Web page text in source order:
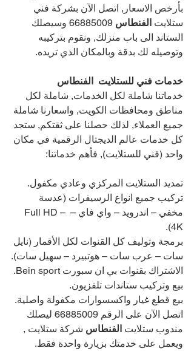
بأرخص الاسعار, اتصل الآن بشركة فني
ستلايت الفنطاس 66885009 وسيصلك
الستاند الى باب منزلك, ونقوم بتركيبه
وتوصيله لك بدقة وبالمكان الذي تريده.
خدمات فني للستلايت  الفنطاس
خدماتنا شاملة لكل الخدمات, شاملة لكل
مناطق ومحافظات الكويت, واسعارنا شاملة
جميع العملاء, لذلك حصلنا على ثقتكم, ستجد
كل خدمات عالم الديجتال الرقمية في مكان
واحد (فني للستلايت), فأهم خدماتنا:
تمديد الستلايت المركزي وعادي مكفول.
تركيب جميع انواع الرسيفرات (عدسة
مخفي – اندرويد – واي فاي – Full HD –
4K).
برمجة وتوليف كل القنوات لكل الأقمار (نايل
سات – عرب سات – هوتبيرد – سهيل سات).
الاشتراك بقنوات بي ان سبورت Bein sport.
بيع وتركيب ستاندات تلفزيون.
بيع قطع غيار واكسسوارات مكفولة واصلية.
اتصل الآن على الرقم 66885009 ليصلك
مندوب ستلايت الفنطاس شركة ستلايت ,
ويعمل على خدمتك بزيارة واحدة فقط.